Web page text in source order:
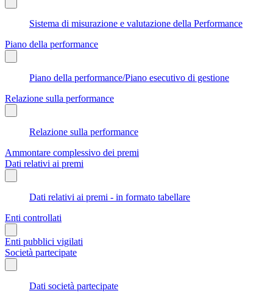
Sistema di misurazione e valutazione della Performance
Piano della performance
Piano della performance/Piano esecutivo di gestione
Relazione sulla performance
Relazione sulla performance
Ammontare complessivo dei premi
Dati relativi ai premi
Dati relativi ai premi - in formato tabellare
Enti controllati
Enti pubblici vigilati
Società partecipate
Dati società partecipate